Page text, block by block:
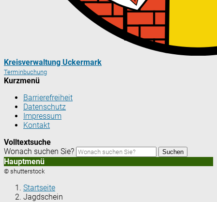
Kreisverwaltung Uckermark
Terminbuchung
Kurzmenü
Barrierefreiheit
Datenschutz
Impressum
Kontakt
Volltextsuche
Wonach suchen Sie?
Suchen
Hauptmenü
© shutterstock
Startseite
Jagdschein